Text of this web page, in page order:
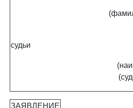
судьи
ЗАЯВЛЕНИЕ